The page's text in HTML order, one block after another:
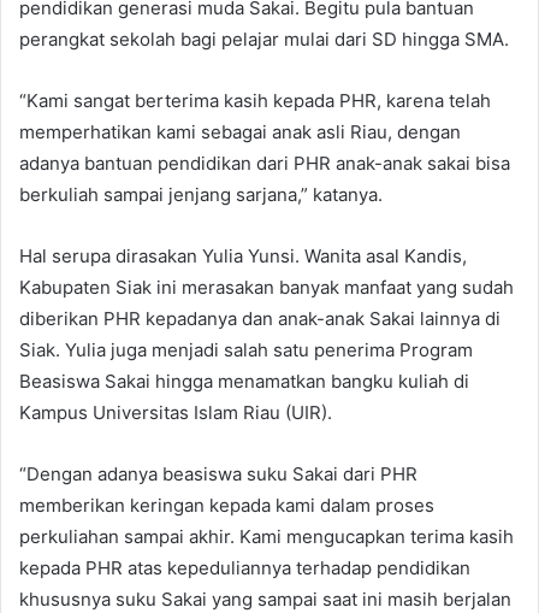
pendidikan generasi muda Sakai. Begitu pula bantuan
perangkat sekolah bagi pelajar mulai dari SD hingga SMA.
“Kami sangat berterima kasih kepada PHR, karena telah
memperhatikan kami sebagai anak asli Riau, dengan
adanya bantuan pendidikan dari PHR anak-anak sakai bisa
berkuliah sampai jenjang sarjana,” katanya.
Hal serupa dirasakan Yulia Yunsi. Wanita asal Kandis,
Kabupaten Siak ini merasakan banyak manfaat yang sudah
diberikan PHR kepadanya dan anak-anak Sakai lainnya di
Siak. Yulia juga menjadi salah satu penerima Program
Beasiswa Sakai hingga menamatkan bangku kuliah di
Kampus Universitas Islam Riau (UIR).
“Dengan adanya beasiswa suku Sakai dari PHR
memberikan keringan kepada kami dalam proses
perkuliahan sampai akhir. Kami mengucapkan terima kasih
kepada PHR atas kepeduliannya terhadap pendidikan
khususnya suku Sakai yang sampai saat ini masih berjalan